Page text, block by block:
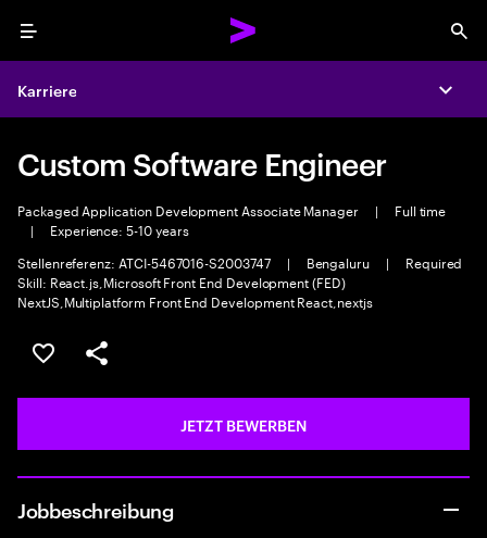
Menu
Karriere
Custom Software Engineer
Packaged Application Development Associate Manager |
Full time
|
Experience: 5-10 years
Stellenreferenz: ATCI-5467016-S2003747
| Bengaluru |
Required
Skill: React.js,Microsoft Front End Development (FED)
NextJS,Multiplatform Front End Development React,nextjs
JOB SPEICHERN
Teilen
JETZT BEWERBEN
Jobbeschreibung